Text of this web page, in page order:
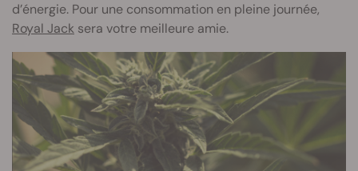
d’énergie. Pour une consommation en pleine journée,
Royal Jack sera votre meilleure amie.